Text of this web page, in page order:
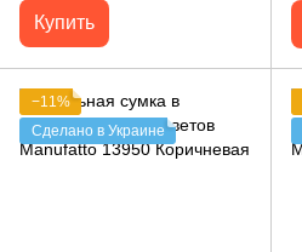
Купить
−11%
Сделано в Украине